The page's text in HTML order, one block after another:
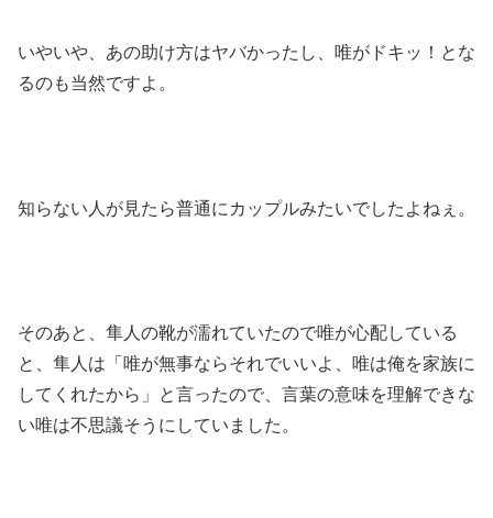
いやいや、あの助け方はヤバかったし、唯がドキッ！とな
るのも当然ですよ。
知らない人が見たら普通にカップルみたいでしたよねぇ。
そのあと、隼人の靴が濡れていたので唯が心配している
と、隼人は「唯が無事ならそれでいいよ、唯は俺を家族に
してくれたから」と言ったので、言葉の意味を理解できな
い唯は不思議そうにしていました。